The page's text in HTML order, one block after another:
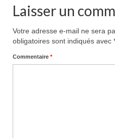
Laisser un
Votre adresse e-mail ne sera
obligatoires sont indiqués avec
Commentaire *